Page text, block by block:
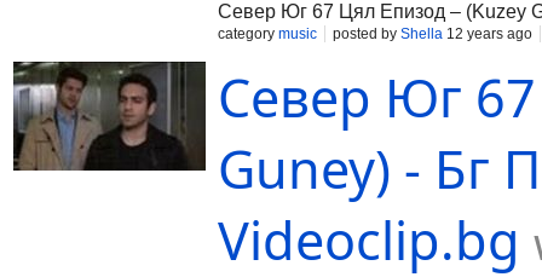
Север Юг 67 Цял Епизод – (Kuzey
category music posted by Shella 12 years ago
Север Юг
Guney) - Бг
Videoclip.bg